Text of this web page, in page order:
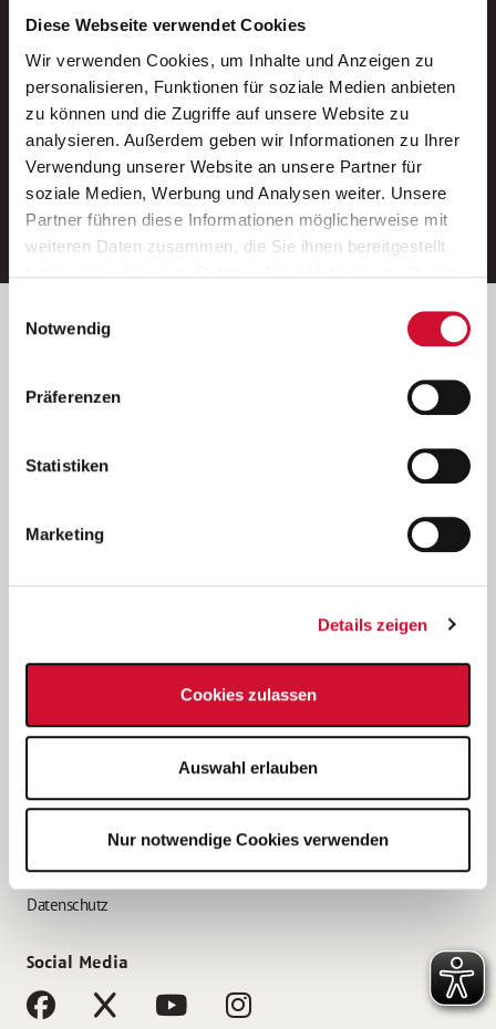
Diese Webseite verwendet Cookies
Wir verwenden Cookies, um Inhalte und Anzeigen zu
personalisieren, Funktionen für soziale Medien anbieten
zu können und die Zugriffe auf unsere Website zu
analysieren. Außerdem geben wir Informationen zu Ihrer
Verwendung unserer Website an unsere Partner für
soziale Medien, Werbung und Analysen weiter. Unsere
Partner führen diese Informationen möglicherweise mit
weiteren Daten zusammen, die Sie ihnen bereitgestellt
Wenn Sie auf „Cookies zulassen“ klicken, so stimmen
Sie der Speicherung sämtlicher Cookies zu. Sie können
Ihre Einwilligung selbstverständlich jederzeit widerrufen,
indem Sie die Cookie-Einstellungen aufrufen und diese
unsererDatenschutzerklärung
Notwendig
Präferenzen
Statistiken
Marketing
Details zeigen
Cookies zulassen
Auswahl erlauben
Nur notwendige Cookies verwenden
Neue Stellen per E-Mail.
Ein kostenloser Service von AWO
Jobs.
E-Mail-Adresse eintragen
Betreiber der Webseite
Kantstraße 45a
(Ein Tochterunternehmen des AWO Bezirksverbandes Unterfranken
e.V.)
Bewerbung als Altenpflegehelfer*in
Bewerbung als Erzieher*in
AWO Gliederungen nach Bundesland
Impressum
Datenschutz
Social Media